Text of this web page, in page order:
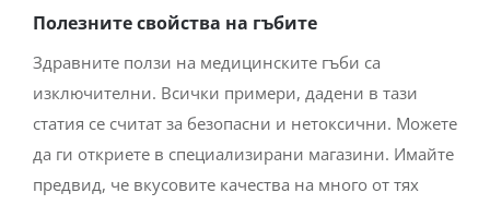
Полезните свойства на гъбите
Здравните ползи на медицинските гъби са
изключителни. Всички примери, дадени в тази
статия се считат за безопасни и нетоксични. Можете
да ги откриете в специализирани магазини. Имайте
предвид, че вкусовите качества на много от тях